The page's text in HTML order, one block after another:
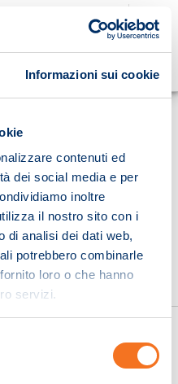
Informazioni sui cookie
contenuti ed
dei social media e per
inoltre
il nostro sito con i
di analisi dei dati web,
potrebbero combinarle
loro o che hanno
servizi.